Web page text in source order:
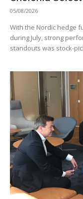
05/08/2026
With the Nordic hedge
during July, strong
standouts was stock-